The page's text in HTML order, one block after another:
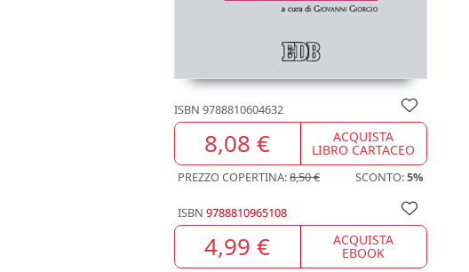
ISBN 9788810604632
8,08 € ACQUISTA
LIBRO CARTACEO
PREZZO COPERTINA:8,50 € SCONTO:5%
ISBN 9788810965108
4,99 € ACQUISTA
EBOOK